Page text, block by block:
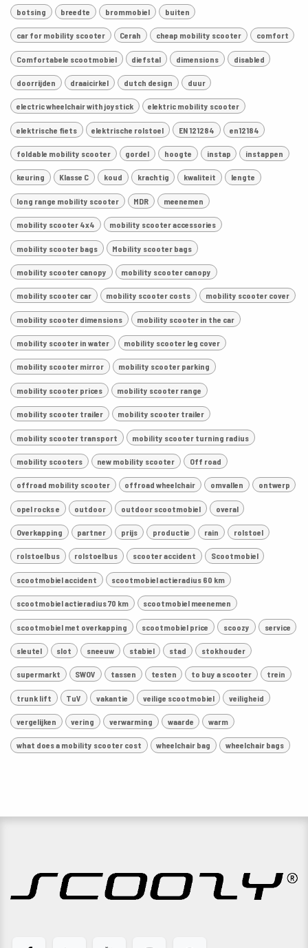
botsing breedte brommobiel buiten
car for mobility scooter Cerah cheap mobility scooter comfort
Comfortabele scootmobiel diefstal dimensions disabled
doorrijden draaicirkel dutch design duur
electric wheelchair with joystick elektric mobility scooter
elektrische fiets elektrische rolstoel EN 121284 en12184
foldable mobility scooter gordel hoogte instap instappen
keuring Klasse C koud krachtig kwaliteit lengte
long range mobility scooter MDR meenemen
mobility scooter 4x4 mobility scooter accessories
mobility scooter bags Mobility scooter bags
mobility scooter canopy mobility scooter canopy
mobility scooter car mobility scooter costs mobility scooter cover
mobility scooter dimensions mobility scooter in the car
mobility scooter in water mobility scooter leg cover
mobility scooter mirror mobility scooter parking
mobility scooter prices mobility scooter range
mobility scooter trailer mobility scooter trailer
mobility scooter transport mobility scooter turning radius
mobility scooters new mobility scooter Off road
offroad mobility scooter offroad wheelchair omvallen ontwerp
opel rocks e outdoor outdoor scootmobiel overal
Overkapping partner prijs productie rain rolstoel
rolstoelbus rolstoelbus scooter accident Scootmobiel
scootmobiel accident scootmobiel actieradius 60 km
scootmobiel actieradius 70 km scootmobiel meenemen
scootmobiel met overkapping scootmobiel price scoozy service
sleutel slot sneeuw stabiel stad stokhouder
supermarkt SWOV tassen testen to buy a scooter trein
trunk lift TuV vakantie veilige scootmobiel veiligheid
vergelijken vering verwarming waarde warm
what does a mobility scooter cost wheelchair bag wheelchair bags